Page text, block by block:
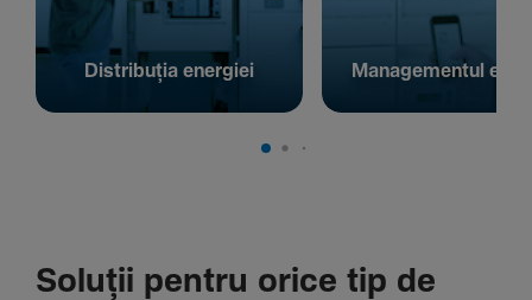
Distribuția energiei Managementul
Soluții pentru orice tip de